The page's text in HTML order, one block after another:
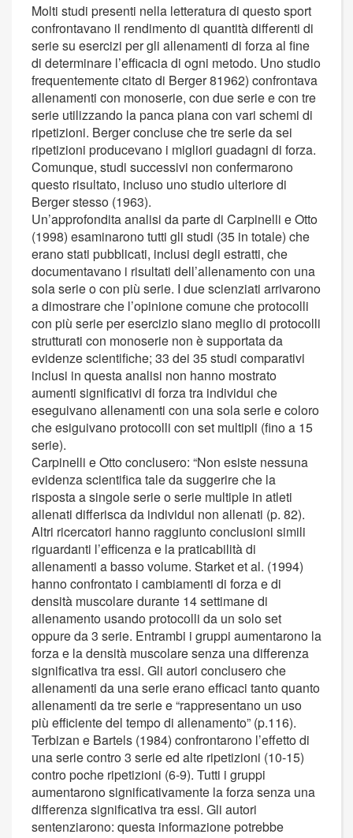
Molti studi presenti nella letteratura di questo sport
confrontavano il rendimento di quantità differenti di
serie su esercizi per gli allenamenti di forza al fine
di determinare l’efficacia di ogni metodo. Uno studio
frequentemente citato di Berger 81962) confrontava
allenamenti con monoserie, con due serie e con tre
serie utilizzando la panca piana con vari schemi di
ripetizioni. Berger concluse che tre serie da sei
ripetizioni producevano i migliori guadagni di forza.
Comunque, studi successivi non confermarono
questo risultato, incluso uno studio ulteriore di
Berger stesso (1963).
Un’approfondita analisi da parte di Carpinelli e Otto
(1998) esaminarono tutti gli studi (35 in totale) che
erano stati pubblicati, inclusi degli estratti, che
documentavano i risultati dell’allenamento con una
sola serie o con più serie. I due scienziati arrivarono
a dimostrare che l’opinione comune che protocolli
con più serie per esercizio siano meglio di protocolli
strutturati con monoserie non è supportata da
evidenze scientifiche; 33 dei 35 studi comparativi
inclusi in questa analisi non hanno mostrato
aumenti significativi di forza tra individui che
eseguivano allenamenti con una sola serie e coloro
che esiguivano protocolli con set multipli (fino a 15
serie).
Carpinelli e Otto conclusero: “Non esiste nessuna
evidenza scientifica tale da suggerire che la
risposta a singole serie o serie multiple in atleti
allenati differisca da individui non allenati (p. 82).
Altri ricercatori hanno raggiunto conclusioni simili
riguardanti l’efficenza e la praticabilità di
allenamenti a basso volume. Starket et al. (1994)
hanno confrontato i cambiamenti di forza e di
densità muscolare durante 14 settimane di
allenamento usando protocolli da un solo set
oppure da 3 serie. Entrambi i gruppi aumentarono la
forza e la densità muscolare senza una differenza
significativa tra essi. Gli autori conclusero che
allenamenti da una serie erano efficaci tanto quanto
allenamenti da tre serie e “rappresentano un uso
più efficiente del tempo di allenamento” (p.116).
Terbizan e Bartels (1984) confrontarono l’effetto di
una serie contro 3 serie ed alte ripetizioni (10-15)
contro poche ripetizioni (6-9). Tutti i gruppi
aumentarono significativamente la forza senza una
differenza significativa tra essi. Gli autori
sentenziarono: questa informazione potrebbe